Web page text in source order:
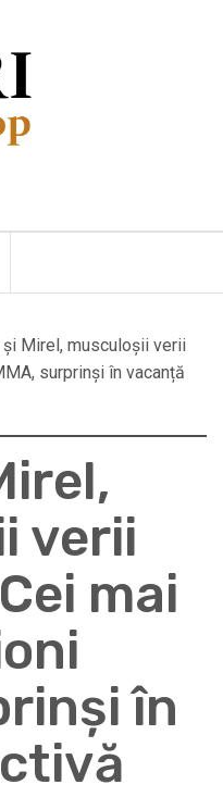
și Mirel, musculoșii verii
surprinși în vacanță
verii
mai
în